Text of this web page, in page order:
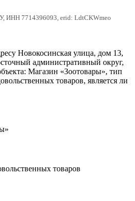
ИНН 7714396093, erid: LdtCKWmeo
Новокосинская улица, дом 13,
административный округ,
Магазин «Зоотовары», тип
товаров, является ли
товаров